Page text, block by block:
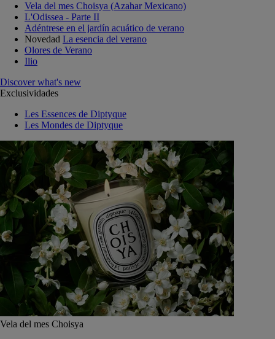
Vela del mes Choisya (Azahar Mexicano)
L'Odissea - Parte II
Adéntrese en el jardín acuático de verano
Novedad La esencia del verano
Olores de Verano
Ilio
Discover what's new
Exclusividades
Les Essences de Diptyque
Les Mondes de Diptyque
Vela del mes Choisya